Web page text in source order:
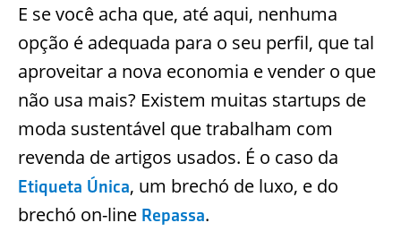
E se você acha que, até aqui, nenhuma
opção é adequada para o seu perfil, que tal
aproveitar a nova economia e vender o que
não usa mais? Existem muitas startups de
moda sustentável que trabalham com
revenda de artigos usados. É o caso da
Etiqueta Única, um brechó de luxo, e do
brechó on-line Repassa.